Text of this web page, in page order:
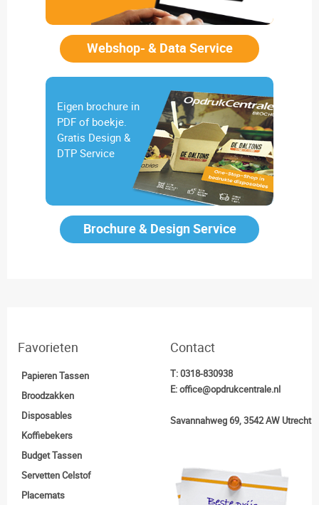
Webshop- & Data Service
Eigen brochure in
PDF of boekje.
Gratis Design &
DTP Service
Brochure & Design Service
Favorieten
Papieren Tassen
Broodzakken
Disposables
Koffiebekers
Budget Tassen
Servetten Celstof
Placemats
Contact
T:0318-830938
E:office@opdrukcentrale.nl
Savannahweg 69, 3542 AW Utrecht